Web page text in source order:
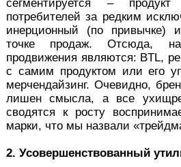
сегментируется –
потребителей за редким
инерционный (по привычке)
точке продаж. Отсюда,
продвижения являются: BTL,
с самим продуктом или его
мерчендайзинг. Очевидно,
лишен смысла, а все
сводятся к росту
марки, что мы назвали
2. Усовершенствованный